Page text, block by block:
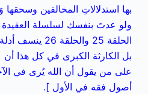
بها استدلالاتِ المخالفين وسحقها
ولو عدتَ بنفسك لسلسلة
الحلقة 25 والحلقة 26 ينسف أدلة المخالفين نسفًا !!
بل الكارثة الكبرى في كل هذا
على من يقول أن الله يُرى في
أصول فقه في الأول ].